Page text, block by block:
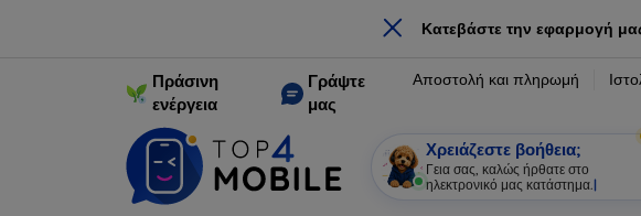
× Κατεβάστε την εφαρμογή
Πράσινη
ενέργεια
Γράψτε
μας
Αποστολή και πληρωμή
Χρειάζεστε βοήθεια;
Γεια σας, καλώς ήρθατε στο
ηλεκτρονικό μας κατάστημα. |